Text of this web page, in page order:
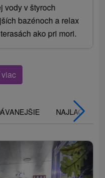
vody v štyroch
bazénoch a relax
ako pri mori.